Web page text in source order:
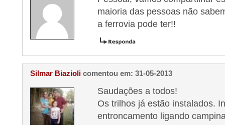
maioria das pessoas não
a ferrovia pode ter!!
Silmar Biazioli comentou em: 31-05-2013
Saudações a todos!
Os trilhos já estão instalados.
entroncamento ligando